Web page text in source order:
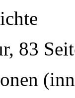
83